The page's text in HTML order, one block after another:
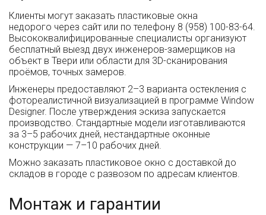
Клиенты могут заказать пластиковые окна
недорого через сайт или по телефону 8 (958) 100-83-64.
Высококвалифицированные специалисты организуют
бесплатный выезд двух инженеров-замерщиков на
объект в Твери или области для 3D-сканирования
проёмов, точных замеров.
Инженеры предоставляют 2–3 варианта остекления с
фотореалистичной визуализацией в программе Window
Designer. После утверждения эскиза запускается
производство. Стандартные модели изготавливаются
за 3–5 рабочих дней, нестандартные оконные
конструкции — 7–10 рабочих дней.
Можно заказать пластиковое окно с доставкой до
складов в городе с развозом по адресам клиентов.
Монтаж и гарантии